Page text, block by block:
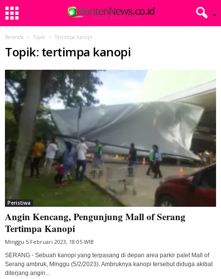
Beranda Topik Tertimpa kanopi
Topik: tertimpa kanopi
Peristiwa
Angin Kencang, Pengunjung Mall of Serang
Tertimpa Kanopi
Minggu 5 Februari 2023, 18:05 WIB
SERANG - Sebuah kanopi yang terpasang di depan area parkir palet Mall of
Serang ambruk, Minggu (5/2/2023). Ambruknya kanopi tersebut diduga akibat
diterjang angin...